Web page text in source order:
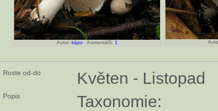
Autor: kápo Komentářů: 1
Roste od-do Květen - Listopad
Popis Taxonomie: